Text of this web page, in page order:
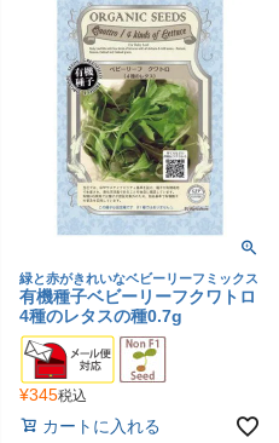
緑と赤がきれいなベビーリーフミックス
有機種子ベビーリーフクワトロ
4種のレタスの種0.7g
¥345税込
カートに入れる